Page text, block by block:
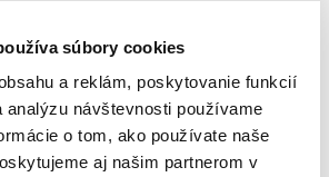
súbory cookies
a reklám, poskytovanie funkcií
analýzu návštevnosti používame
o tom, ako používate naše
aj našim partnerom v